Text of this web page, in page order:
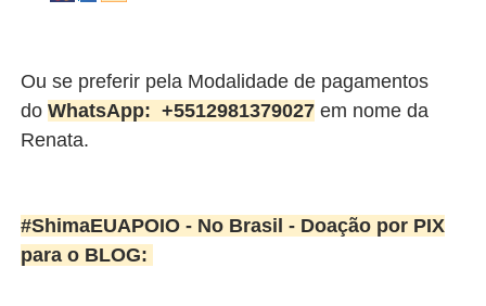
Ou se preferir pela Modalidade de pagamentos
do WhatsApp: +5512981379027em nome da
Renata.
#ShimaEUAPOIO - No Brasil - Doação por PIX
para o BLOG: